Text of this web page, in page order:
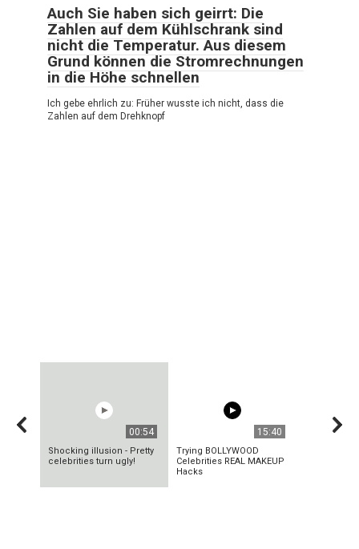
Auch Sie haben sich geirrt: Die
Zahlen auf dem Kühlschrank sind
nicht die Temperatur. Aus diesem
Grund können die Stromrechnungen
in die Höhe schnellen
Ich gebe ehrlich zu: Früher wusste ich nicht, dass die
Zahlen auf dem Drehknopf
00:54
Shocking illusion - Pretty
celebrities turn ugly!
15:40
Trying BOLLYWOOD
Celebrities REAL MAKEUP
Hacks